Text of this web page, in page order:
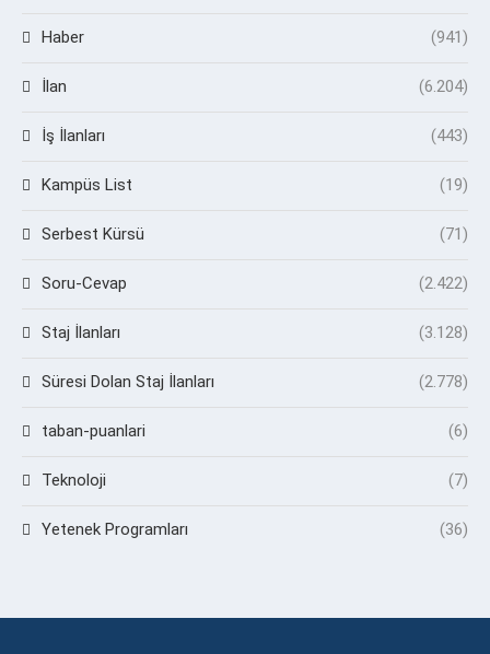
Haber (941)
İlan (6.204)
İş İlanları (443)
Kampüs List (19)
Serbest Kürsü (71)
Soru-Cevap (2.422)
Staj İlanları (3.128)
Süresi Dolan Staj İlanları (2.778)
taban-puanlari (6)
Teknoloji (7)
Yetenek Programları (36)